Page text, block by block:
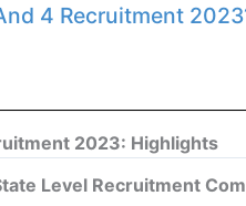
4 Recruitment
2023: Highlights
Level Recruitment